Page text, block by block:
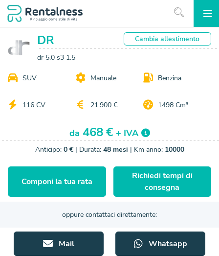
DR
dr 5.0 s3 1.5
Cambiaallestimento
SUV Manuale Benzina
116 CV 21.900 € 1498 Cm³
da 468 € + IVA
Anticipo: 0 €| Durata: 48 mesi | Km anno: 10000
Componi la tua rata
Richiedi tempi di
consegna
oppure contattaci direttamente:
Mail Whatsapp